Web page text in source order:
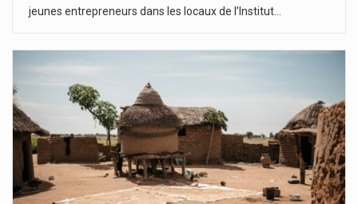
jeunes entrepreneurs dans les locaux de l’Institut…